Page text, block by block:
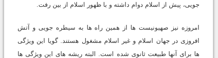
جویی، پیش از اسلام دوام داشته و با ظهور اسلام از بین رفت.
امروزه نیز صهیونیست ها از همین راه ها به سیطره جویی و آتش
افروزی در جهان اسلام و غیر اسلام مشغول هستند. گویا این ویژگی
ها برای آنها طبیعت ثانوی شده است. البته ریشه های این ویژگی ها